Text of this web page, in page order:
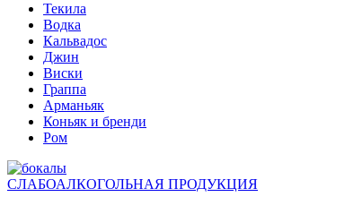
Текила
Водка
Кальвадос
Джин
Виски
Граппа
Арманьяк
Коньяк и бренди
Ром
СЛАБОАЛКОГОЛЬНАЯ ПРОДУКЦИЯ